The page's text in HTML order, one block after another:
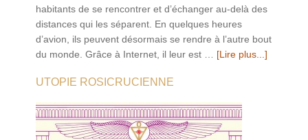
habitants de se rencontrer et d’échanger au-delà des
distances qui les séparent. En quelques heures
d’avion, ils peuvent désormais se rendre à l’autre bout
du monde. Grâce à Internet, il leur est … [Lire plus...]
UTOPIE ROSICRUCIENNE